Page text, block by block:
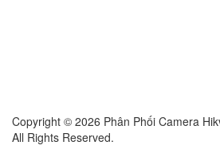
Copyright © 2026 Phân Phối Camera
All Rights Reserved.